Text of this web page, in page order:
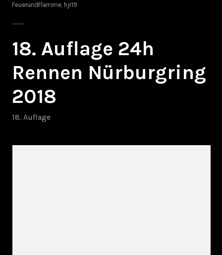
FeuerundFlamme hjr19
18. Auflage 24h
Rennen Nürburgring
2018
18. Auflage